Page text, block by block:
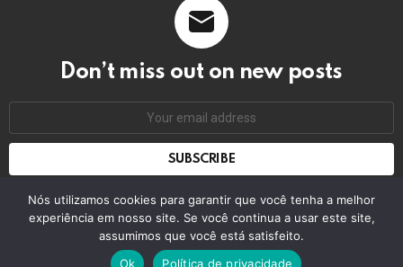
Don’t miss out on new posts
© 2026 by bring the pixel. Remember to change this
Nós utilizamos cookies para garantir que você tenha a melhor
experiência em nosso site. Se você continua a usar este site,
assumimos que você está satisfeito.
Ok
Política de privacidade